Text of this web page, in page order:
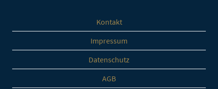
Kontakt
Impressum
Datenschutz
AGB